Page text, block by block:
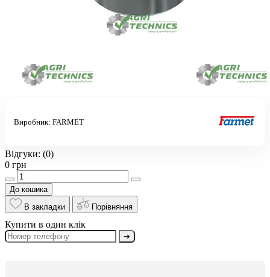
Виробник: FARMET
Відгуки: (0)
0 грн
До кошика
В закладки
Порівняння
Купити в один клік
➔